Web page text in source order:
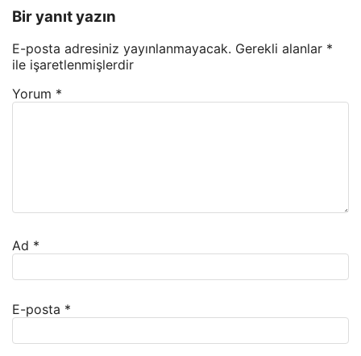
Bir yanıt yazın
E-posta adresiniz yayınlanmayacak. Gerekli alanlar *
ile işaretlenmişlerdir
Yorum *
Ad *
E-posta *